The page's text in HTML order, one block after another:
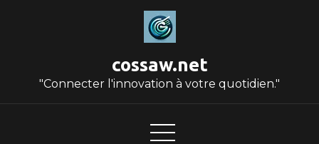
cossaw.net
"Connecter l'innovation à votre quotidien."